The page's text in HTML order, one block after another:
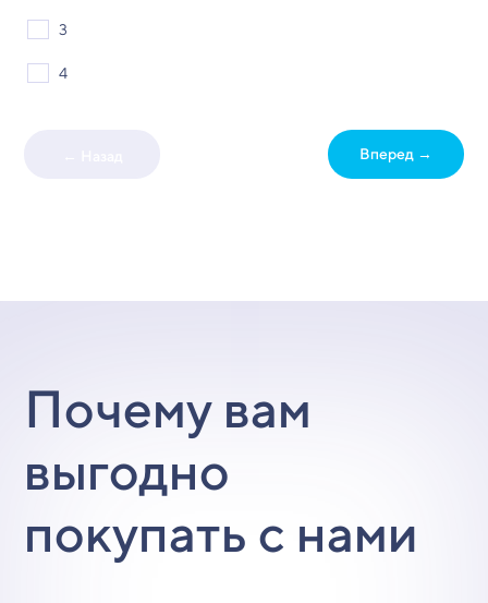
3
4
Вперед →
Почему вам
выгодно
покупать с нами